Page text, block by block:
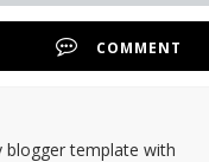
COMMENT
blogger template with